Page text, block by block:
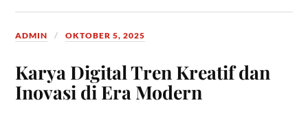
ADMIN OKTOBER 5, 2025
Karya Digital Tren Kreatif dan
Inovasi di Era Modern